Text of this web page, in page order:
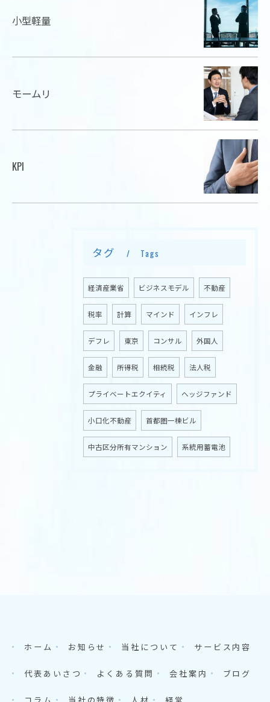
小型軽量
モームリ
KPI
タグ Tags
経済産業省 ビジネスモデル 不動産
税率 計算 マインド インフレ
デフレ 東京 コンサル 外国人
金融 所得税 相続税 法人税
プライベートエクイティ ヘッジファンド
小口化不動産 首都圏一棟ビル
中古区分所有マンション 系統用蓄電池
ホーム お知らせ 当社について サービス内容
代表あいさつ よくある質問 会社案内 ブログ
コラム 当社の特徴 人材 経営
お問い合わせはこちら